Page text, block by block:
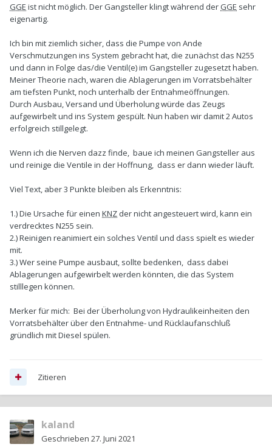
GGE ist nicht möglich. Der Gangsteller klingt während der GGE sehr
eigenartig.
Ich bin mit ziemlich sicher, dass die Pumpe von Ande
Verschmutzungen ins System gebracht hat, die zunächst das N255
und dann in Folge das/die Ventil(e) im Gangsteller zugesetzt haben.
Meiner Theorie nach, waren die Ablagerungen im Vorratsbehälter
am tiefsten Punkt, noch unterhalb der Entnahmeöffnungen.
Durch Ausbau, Versand und Überholung würde das Zeugs
aufgewirbelt und ins System gespült. Nun haben wir damit 2 Autos
erfolgreich stillgelegt.
Wenn ich die Nerven dazz finde, baue ich meinen Gangsteller aus
und reinige die Ventile in der Hoffnung, dass er dann wieder läuft.
Viel Text, aber 3 Punkte bleiben als Erkenntnis:
1.) Die Ursache für einen KNZ der nicht angesteuert wird, kann ein
verdrecktes N255 sein.
2.) Reinigen reanimiert ein solches Ventil und dass spielt es wieder
mit.
3.) Wer seine Pumpe ausbaut, sollte bedenken, dass dabei
Ablagerungen aufgewirbelt werden könnten, die das System
stilllegen können.
Merker für mich: Bei der Überholung von Hydraulikeinheiten den
Vorratsbehälter über den Entnahme- und Rücklaufanschluß
gründlich mit Diesel spülen.
Zitieren
kaland
Geschrieben 27. Juni 2021